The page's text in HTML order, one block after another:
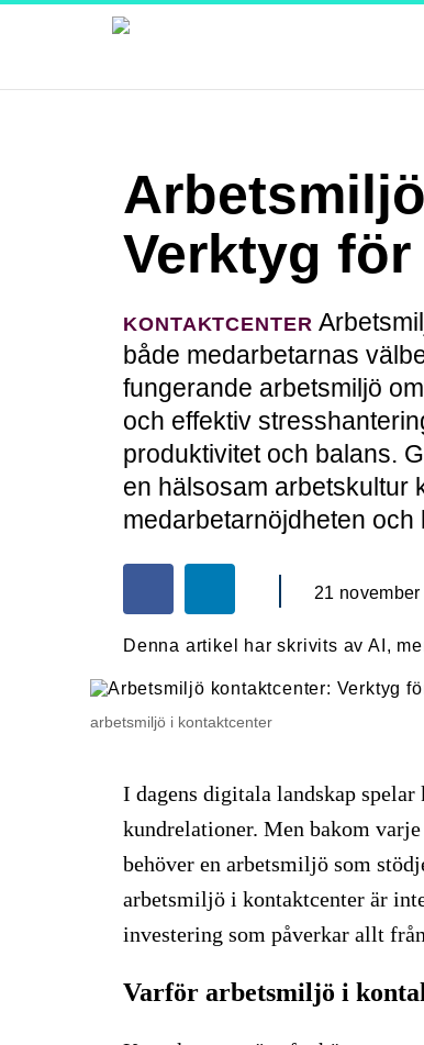
Verktyg
KONTAKTCENTER
både medarbetarnas
fungerande arbetsmiljö
och effektiv
produktivitet och balans.
en hälsosam arbetskultur
medarbetarnöjdheten
21
Denna artikel har skrivits av AI,
arbetsmiljö i kontaktcenter
I dagens digitala landskap
kundrelationer. Men bakom
behöver en arbetsmiljö som
arbetsmiljö i kontaktcenter är
investering som påverkar allt
Varför arbetsmiljö i